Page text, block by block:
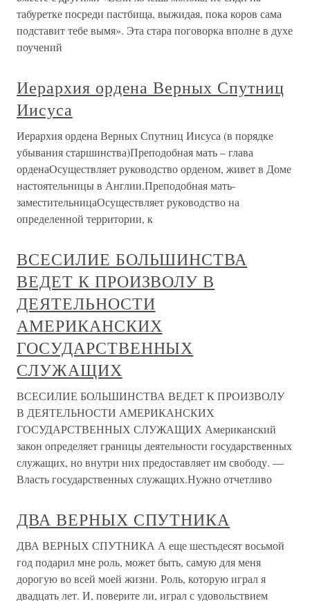
табуретке посреди пастбища, выжидая, пока коров сама
подставит тебе вымя». Эта стара поговорка вполне в духе
поучений
Иерархия ордена Верных Спутниц
Иисуса
Иерархия ордена Верных Спутниц Иисуса (в порядке
убывания старшинства)Преподобная мать – глава
орденаОсуществляет руководство орденом, живет в Доме
настоятельницы в Англии.Преподобная мать-
заместительницаОсуществляет руководство на
определенной территории, к
ВСЕСИЛИЕ БОЛЬШИНСТВА
ВЕДЕТ К ПРОИЗВОЛУ В
ДЕЯТЕЛЬНОСТИ
АМЕРИКАНСКИХ
ГОСУДАРСТВЕННЫХ
СЛУЖАЩИХ
ВСЕСИЛИЕ БОЛЬШИНСТВА ВЕДЕТ К ПРОИЗВОЛУ
В ДЕЯТЕЛЬНОСТИ АМЕРИКАНСКИХ
ГОСУДАРСТВЕННЫХ СЛУЖАЩИХ Американский
закон определяет границы деятельности государственных
служащих, но внутри них предоставляет им свободу. —
Власть государственных служащих.Нужно отчетливо
ДВА ВЕРНЫХ СПУТНИКА
ДВА ВЕРНЫХ СПУТНИКА А еще шестьдесят восьмой
год подарил мне роль, может быть, самую для меня
дорогую во всей моей жизни. Роль, которую играл я
двадцать лет. И, поверите ли, играл с удовольствием